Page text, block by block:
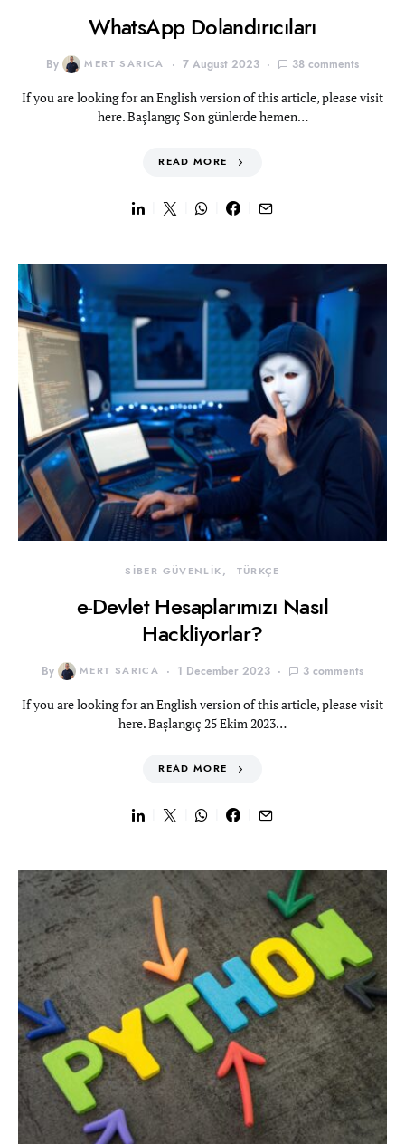
WhatsApp Dolandırıcıları
By MERT SARICA 7 August 2023 38 comments
If you are looking for an English version of this article, please visit
here. Başlangıç Son günlerde hemen…
READ MORE
SİBER GÜVENLİK TÜRKÇE
e-Devlet Hesaplarımızı Nasıl
Hackliyorlar?
By MERT SARICA 1 December 2023 3 comments
If you are looking for an English version of this article, please visit
here. Başlangıç 25 Ekim 2023…
READ MORE